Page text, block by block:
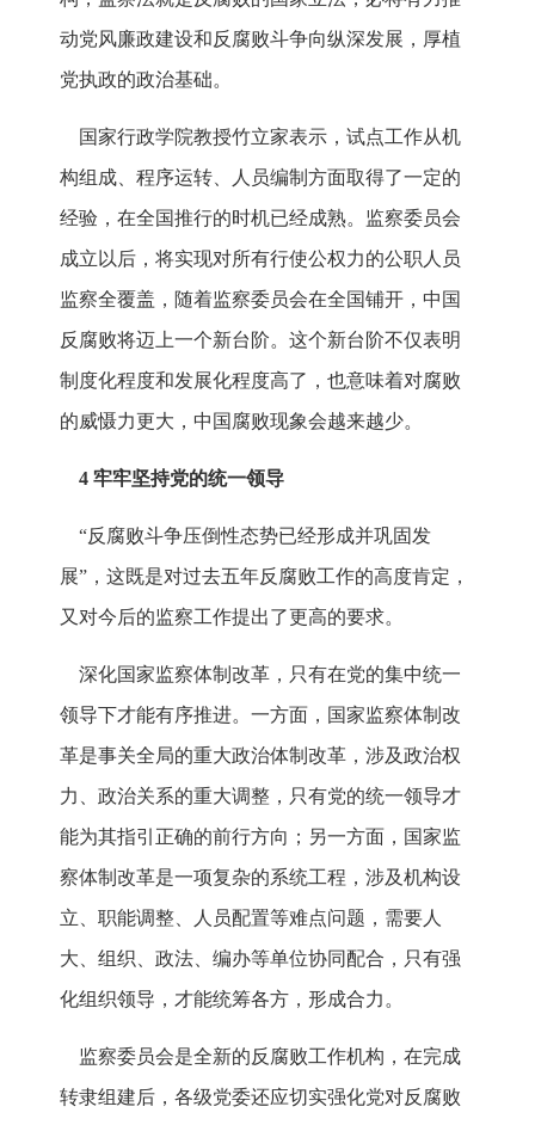
动党风廉政建设和反腐败斗争向纵深发展，厚植
党执政的政治基础。
国家行政学院教授竹立家表示，试点工作从机
构组成、程序运转、人员编制方面取得了一定的
经验，在全国推行的时机已经成熟。监察委员会
成立以后，将实现对所有行使公权力的公职人员
监察全覆盖，随着监察委员会在全国铺开，中国
反腐败将迈上一个新台阶。这个新台阶不仅表明
制度化程度和发展化程度高了，也意味着对腐败
的威慑力更大，中国腐败现象会越来越少。
4 牢牢坚持党的统一领导
“反腐败斗争压倒性态势已经形成并巩固发
展”，这既是对过去五年反腐败工作的高度肯定，
又对今后的监察工作提出了更高的要求。
深化国家监察体制改革，只有在党的集中统一
领导下才能有序推进。一方面，国家监察体制改
革是事关全局的重大政治体制改革，涉及政治权
力、政治关系的重大调整，只有党的统一领导才
能为其指引正确的前行方向；另一方面，国家监
察体制改革是一项复杂的系统工程，涉及机构设
立、职能调整、人员配置等难点问题，需要人
大、组织、政法、编办等单位协同配合，只有强
化组织领导，才能统筹各方，形成合力。
监察委员会是全新的反腐败工作机构，在完成
转隶组建后，各级党委还应切实强化党对反腐败